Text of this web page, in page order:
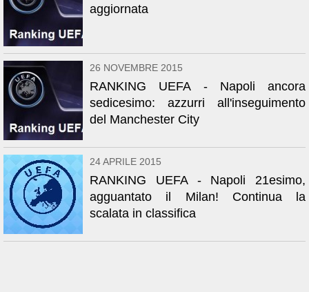
aggiornata
26 NOVEMBRE 2015
RANKING UEFA - Napoli ancora
sedicesimo: azzurri all'inseguimento
del Manchester City
24 APRILE 2015
RANKING UEFA - Napoli 21esimo,
agguantato il Milan! Continua la
scalata in classifica